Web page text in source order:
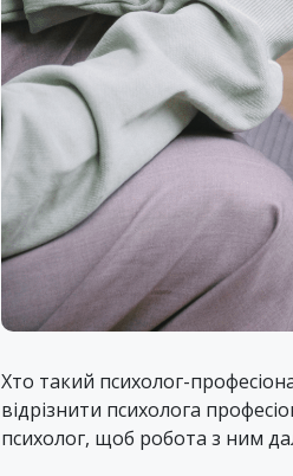
Хто такий психолог-
відрізнити психолога
психолог, щоб робота з ним